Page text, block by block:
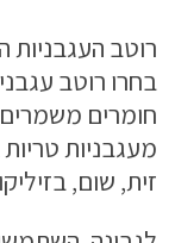
רוטב
בחרו רוטב
חומרים
מעגבניות
זית, שום,